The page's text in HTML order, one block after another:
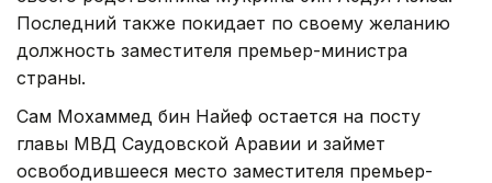
Последний также покидает по своему желанию
должность заместителя премьер-министра
страны.
Сам Мохаммед бин Найеф остается на посту
главы МВД Саудовской Аравии и займет
освободившееся место заместителя премьер-